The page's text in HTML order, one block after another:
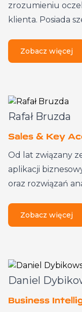
zrozumieniu
klienta. Posiada
Zobacz więcej
Rafał Bruzda
Sales & Key
Od lat związany
aplikacji
oraz rozwiązań
Zobacz więcej
Daniel
Business